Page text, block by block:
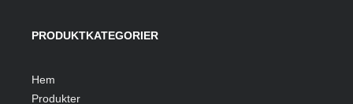
PRODUKTKATEGORIER
Hem
Produkter